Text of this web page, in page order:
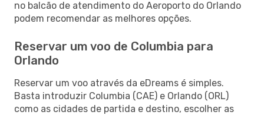
no balcão de atendimento do Aeroporto do Orlando
podem recomendar as melhores opções.
Reservar um voo de Columbia para
Orlando
Reservar um voo através da eDreams é simples.
Basta introduzir Columbia (CAE) e Orlando (ORL)
como as cidades de partida e destino, escolher as